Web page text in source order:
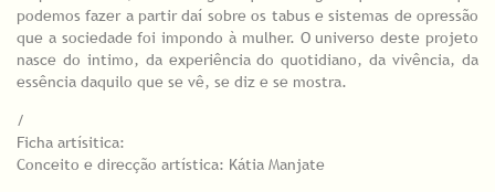
podemos fazer a partir daí sobre os tabus e sistemas de opressão
que a sociedade foi impondo à mulher. O universo deste projeto
nasce do intimo, da experiência do quotidiano, da vivência, da
essência daquilo que se vê, se diz e se mostra.
/
Ficha artísitica:
Conceito e direcção artística: Kátia Manjate